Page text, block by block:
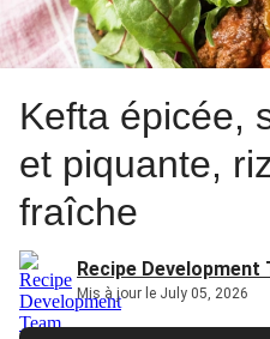
Kefta épicée,
et piquante,
fraîche
Recipe Development
Mis à jour le July 05, 2026